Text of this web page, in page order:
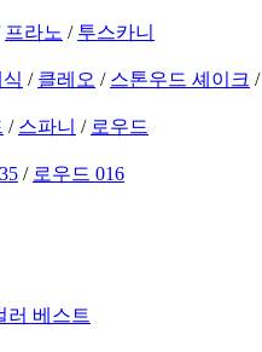
프라노 / 투스카니
/ 클레오 / 스톤우드 셰이크 /
/ 스파니 / 로우드
/ 로우드 016
러 베스트